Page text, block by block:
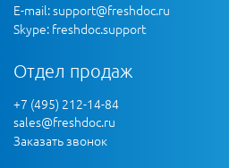
E-mail:support@freshdoc.ru
Skype: freshdoc.support
Отдел продаж
+7 (495) 212-14-84
sales@freshdoc.ru
Заказать звонок